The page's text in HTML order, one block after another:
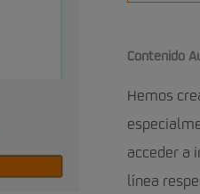
Contenido
Hemos
acceder a
línea